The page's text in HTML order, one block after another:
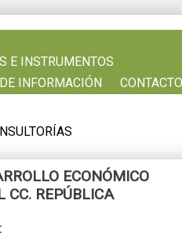
E INSTRUMENTOS
INFORMACIÓN
CONTACTO
ECONÓMICO
CC. REPÚBLICA